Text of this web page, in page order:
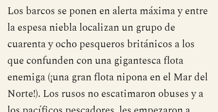
Los barcos se ponen en alerta máxima y entre
la espesa niebla localizan un grupo de
cuarenta y ocho pesqueros británicos a los
que confunden con una gigantesca flota
enemiga (¡una gran flota nipona en el Mar del
Norte!). Los rusos no escatimaron obuses y a